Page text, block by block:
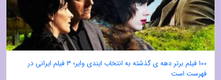
100 فیلم برتر دهه ی گذشته به انتخاب ایندی وایر؛ 3 فیلم ایرانی در
فهرست است